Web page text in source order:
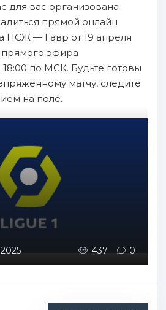
для вас организована
прямой онлайн
ПСЖ — Гавр от 19 апреля
прямого эфира
по МСК. Будьте готовы
матчу, следите
на поле.
437 0